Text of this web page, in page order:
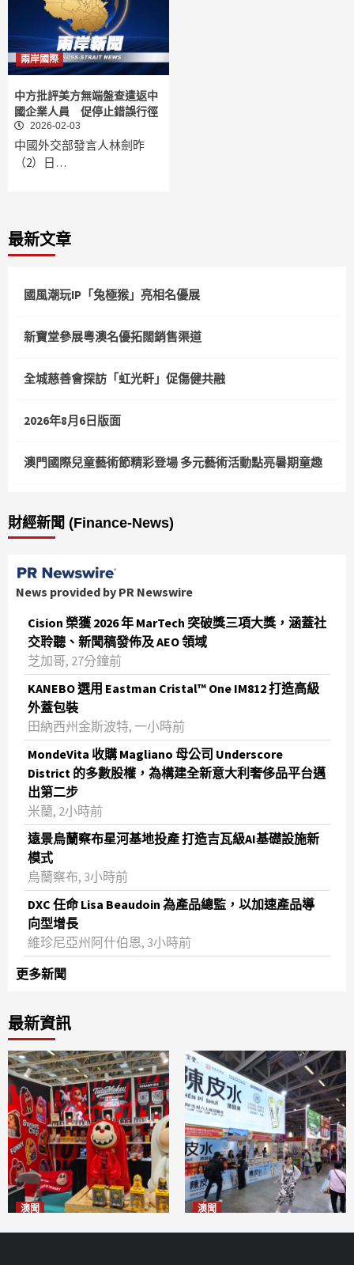
兩岸國際
中方批評美方無端盤查遣返中
國企業人員 促停止錯誤行徑
2026-02-03
中國外交部發言人林劍昨
（2）日…
最新文章
國風潮玩IP「兔極猴」亮相名優展
新寶堂參展粵澳名優拓闊銷售渠道
全城慈善會探訪「虹光軒」促傷健共融
2026年8月6日版面
澳門國際兒童藝術節精彩登場 多元藝術活動點亮暑期童趣
財經新聞 (Finance-News)
News provided by PR Newswire
Cision 榮獲 2026 年 MarTech 突破獎三項大獎，涵蓋社
交聆聽、新聞稿發佈及 AEO 領域
芝加哥, 27分鐘前
KANEBO 選用 Eastman Cristal™ One IM812 打造高級
外蓋包裝
田納西州金斯波特, 一小時前
MondeVita 收購 Magliano 母公司 Underscore
District 的多數股權，為構建全新意大利奢侈品平台邁
出第二步
米蘭, 2小時前
遠景烏蘭察布星河基地投產 打造吉瓦級AI基礎設施新
模式
烏蘭察布, 3小時前
DXC 任命 Lisa Beaudoin 為產品總監，以加速產品導
向型增長
維珍尼亞州阿什伯恩, 3小時前
更多新聞
最新資訊
澳聞 澳聞